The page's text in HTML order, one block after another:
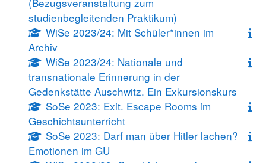
studienbegleitenden Praktikum)
WiSe 2023/24: Mit Schüler*innen im
Archiv
WiSe 2023/24: Nationale und
transnationale Erinnerung in der
Gedenkstätte Auschwitz. Ein Exkursionskurs
SoSe 2023: Exit. Escape Rooms im
Geschichtsunterricht
SoSe 2023: Darf man über Hitler lachen?
Emotionen im GU